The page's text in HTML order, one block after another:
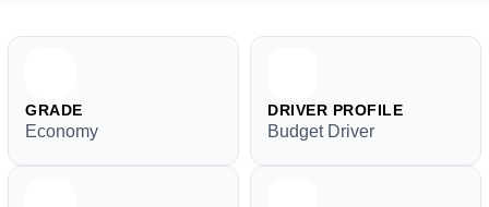
GRADE
Economy
DRIVER PROFILE
Budget Driver